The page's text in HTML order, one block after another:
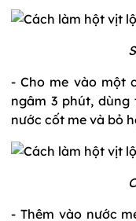
- Cho me vào một
ngâm 3 phút,
nước cốt me và bỏ
- Thêm vào nước